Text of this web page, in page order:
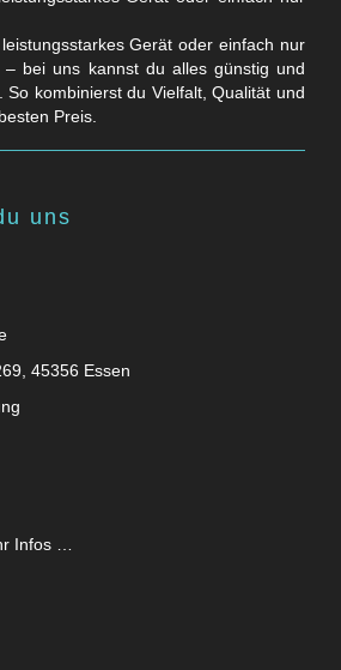
Gerät oder einfach nur
– bei uns kannst du alles günstig und
So kombinierst du Vielfalt, Qualität und
Preis.
uns
45356 Essen
Infos …